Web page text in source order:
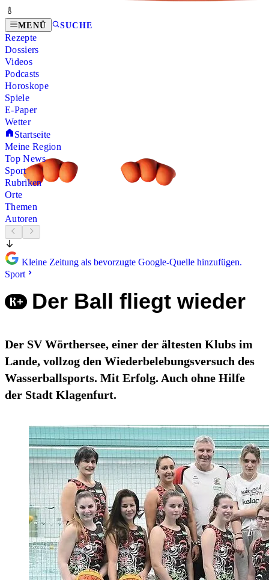
MENÜ SUCHE
Rezepte
Dossiers
Videos
Podcasts
Horoskope
Spiele
E-Paper
Wetter
Startseite
Meine Region
Top News
Sport
Rubriken
Orte
Themen
Autoren
Kleine Zeitung als bevorzugte Google-Quelle hinzufügen.
Sport
Der Ball fliegt wieder
Der SV Wörthersee, einer der ältesten Klubs im
Lande, vollzog den Wiederbelebungsversuch des
Wasserballsports. Mit Erfolg. Auch ohne Hilfe
der Stadt Klagenfurt.